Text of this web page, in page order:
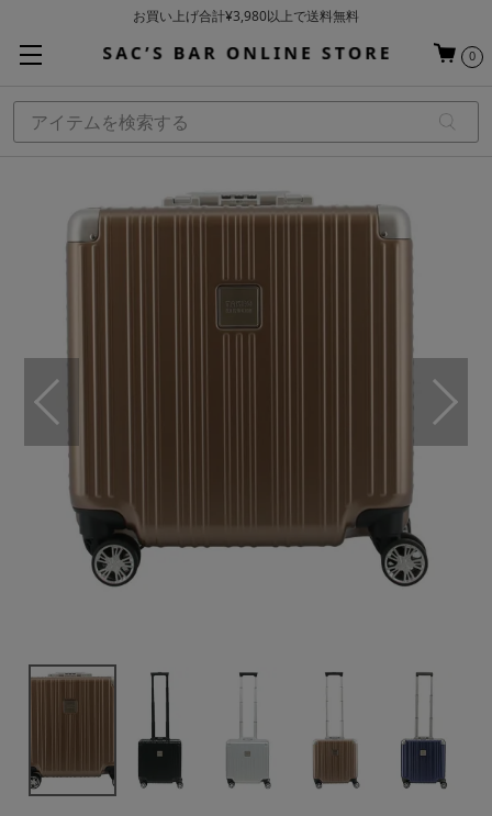
お買い上げ合計¥3,980以上で送料無料
当日～翌営業日を目安に順次発送（一部お取り寄せ商品を除く）
0